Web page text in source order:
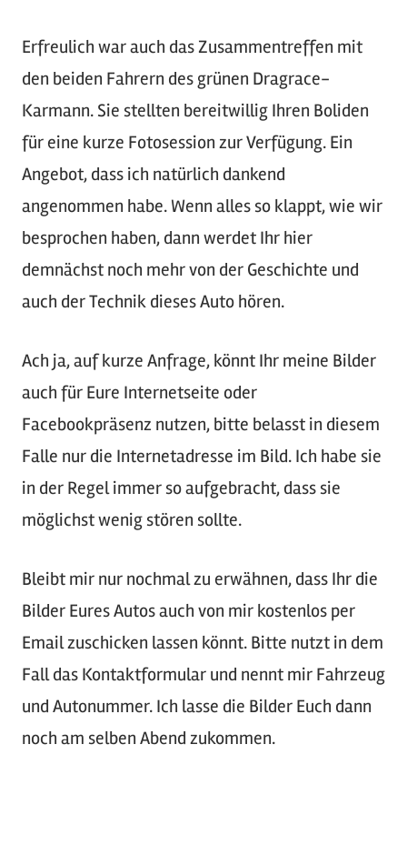
Erfreulich war auch das Zusammentreffen mit
den beiden Fahrern des grünen Dragrace-
Karmann. Sie stellten bereitwillig Ihren Boliden
für eine kurze Fotosession zur Verfügung. Ein
Angebot, dass ich natürlich dankend
angenommen habe. Wenn alles so klappt, wie wir
besprochen haben, dann werdet Ihr hier
demnächst noch mehr von der Geschichte und
auch der Technik dieses Auto hören.
Ach ja, auf kurze Anfrage, könnt Ihr meine Bilder
auch für Eure Internetseite oder
Facebookpräsenz nutzen, bitte belasst in diesem
Falle nur die Internetadresse im Bild. Ich habe sie
in der Regel immer so aufgebracht, dass sie
möglichst wenig stören sollte.
Bleibt mir nur nochmal zu erwähnen, dass Ihr die
Bilder Eures Autos auch von mir kostenlos per
Email zuschicken lassen könnt. Bitte nutzt in dem
Fall das Kontaktformular und nennt mir Fahrzeug
und Autonummer. Ich lasse die Bilder Euch dann
noch am selben Abend zukommen.